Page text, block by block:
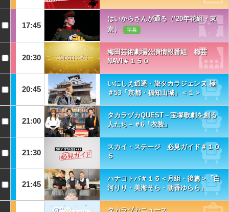
17:45
はいからさんが通る（’20年花組・東
京）
字幕
20:30
梅田芸術劇場公演情報番組 梅芸
NAVI＃１５０
20:45
いにしえ逍遥・旅タカラジェンヌ 極
＃53「京都・福知山城」＜１＞
21:00
タカラヅカQUEST－宝塚歌劇を創る
人たち－＃6「衣装」
21:30
スカイ・ステージ 必見ガイド＃１０
５
21:45
ハナコトバ＃１６＜月組・後篇＞「白
河りり・美海そら・朝香ゆらら」
タカラヅカニュース